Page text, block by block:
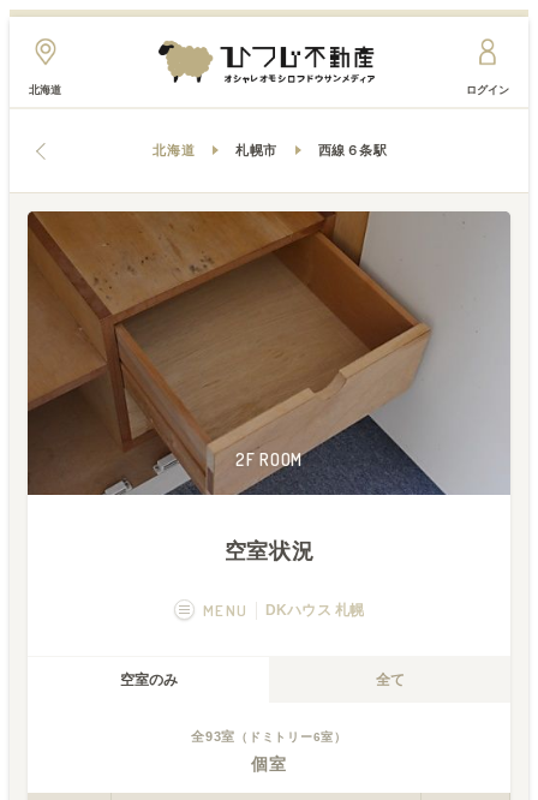
北海道 ログイン
北海道 札幌市 西線６条駅
2F ROOM
2F ROOM
2F ROOM
2F ROOM
3F ROOM
2F ROOM
2F ROOM
2F ROOM
2F ROOM
2F ROOM
空室状況
MENU DKハウス 札幌
空室のみ 全て
全93室 （ドミトリー6室）
個室